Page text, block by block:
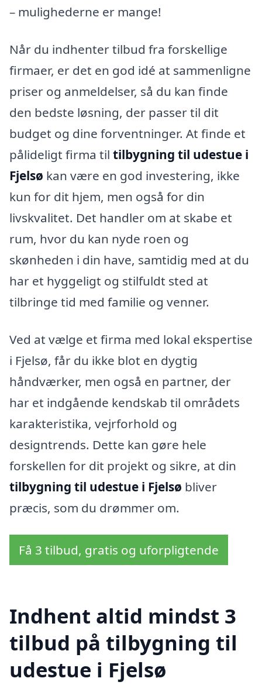
– mulighederne er mange!
Når du indhenter tilbud fra forskellige
firmaer, er det en god idé at sammenligne
priser og anmeldelser, så du kan finde
den bedste løsning, der passer til dit
budget og dine forventninger. At finde et
pålideligt firma til tilbygning til udestue i
Fjelsø kan være en god investering, ikke
kun for dit hjem, men også for din
livskvalitet. Det handler om at skabe et
rum, hvor du kan nyde roen og
skønheden i din have, samtidig med at du
har et hyggeligt og stilfuldt sted at
tilbringe tid med familie og venner.
Ved at vælge et firma med lokal ekspertise
i Fjelsø, får du ikke blot en dygtig
håndværker, men også en partner, der
har et indgående kendskab til områdets
karakteristika, vejrforhold og
designtrends. Dette kan gøre hele
forskellen for dit projekt og sikre, at din
tilbygning til udestue i Fjelsø bliver
præcis, som du drømmer om.
Få 3 tilbud, gratis og uforpligtende
Indhent altid mindst 3
tilbud på tilbygning til
udestue i Fjelsø